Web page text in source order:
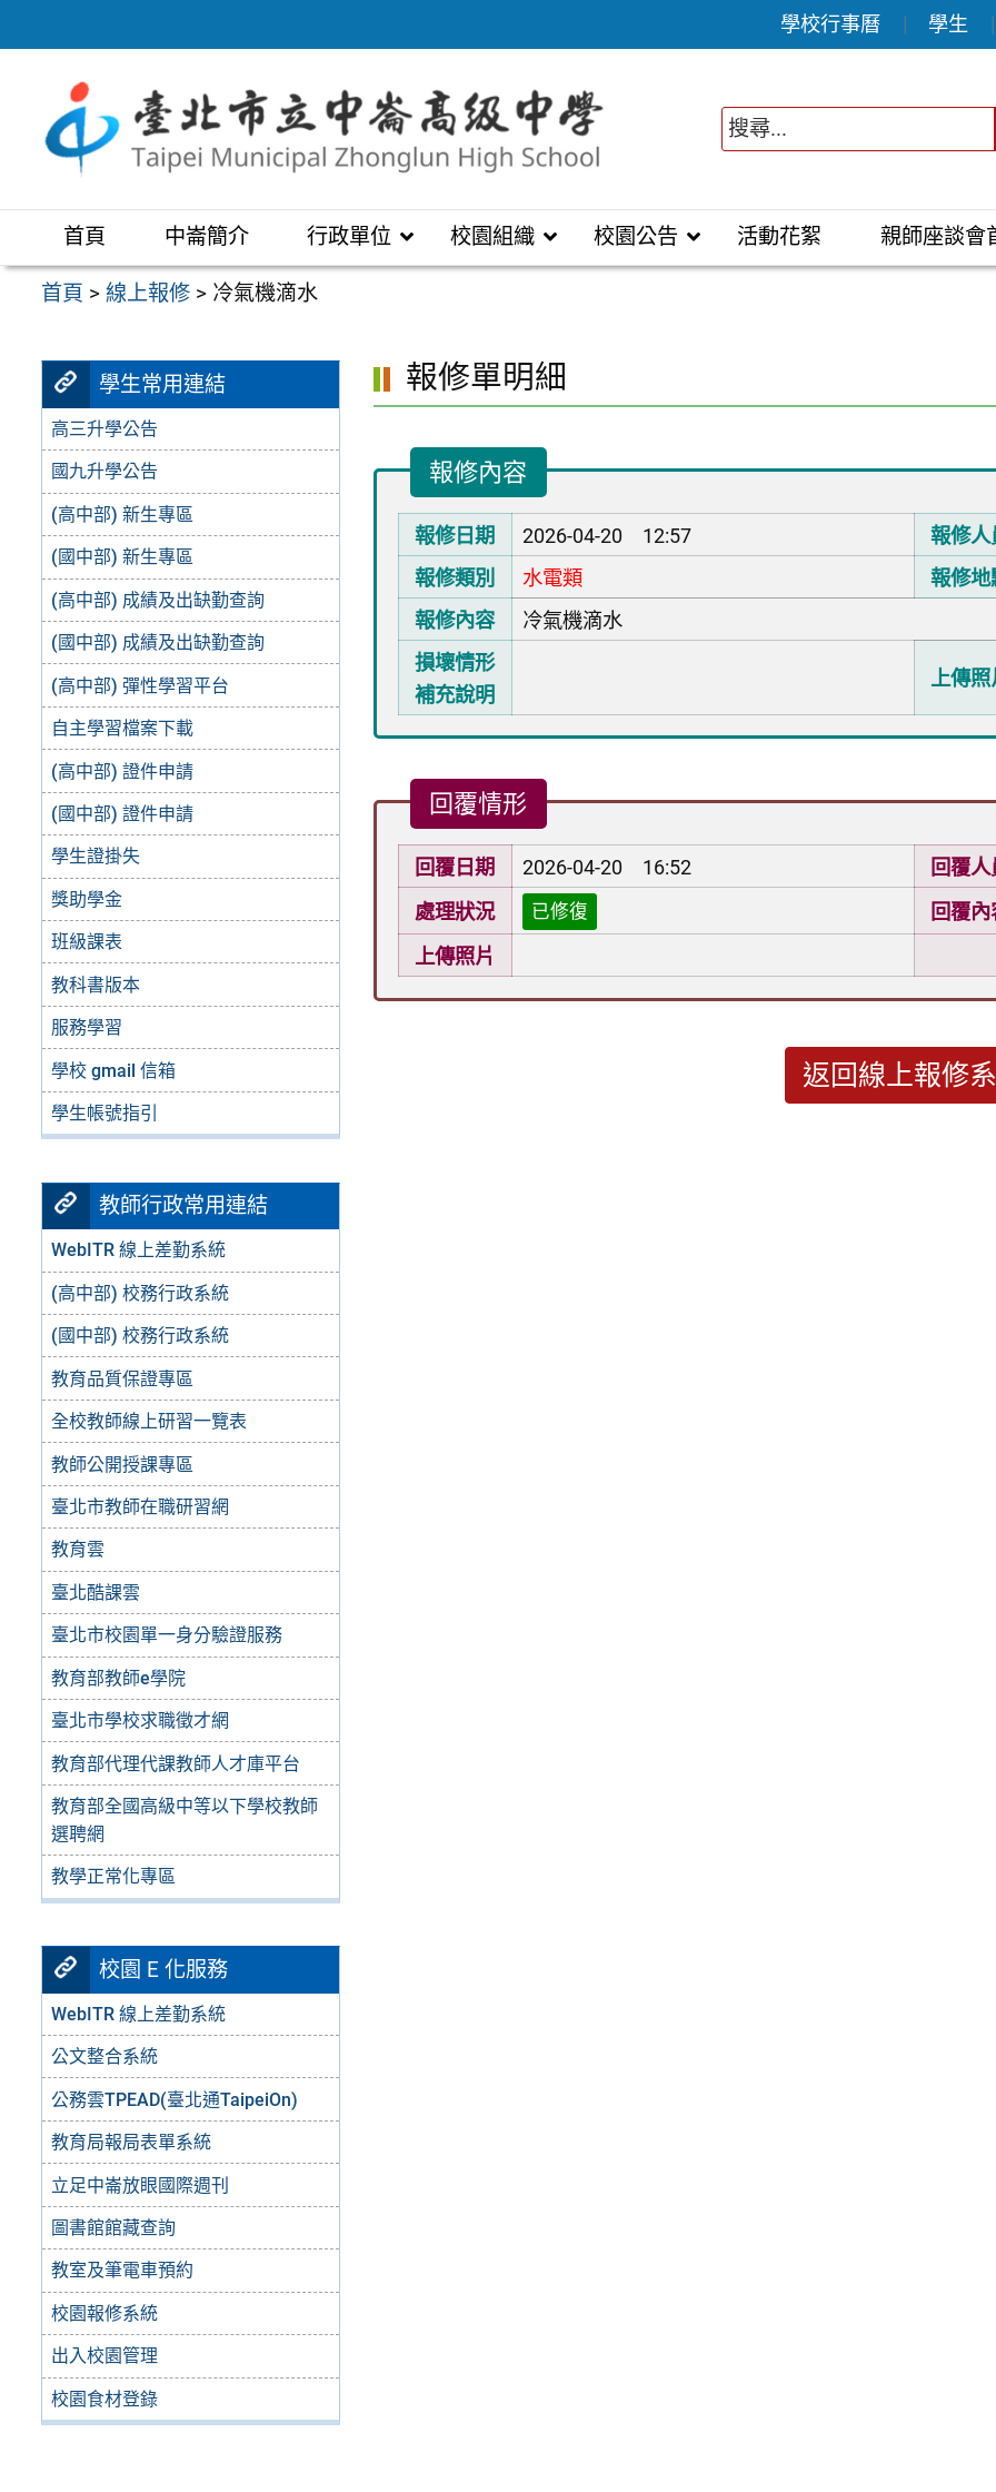
至
區
學校行事曆 學生
首頁 中崙簡介 行政單位 校園組織 校園公告 活動花絮 親師座談會
首頁 >線上報修 > 冷氣機滴水
學生常用連結
高三升學公告
國九升學公告
(高中部) 新生專區
(國中部) 新生專區
(高中部) 成績及出缺勤查詢
(國中部) 成績及出缺勤查詢
(高中部) 彈性學習平台
自主學習檔案下載
(高中部) 證件申請
(國中部) 證件申請
學生證掛失
獎助學金
班級課表
教科書版本
服務學習
學校 gmail 信箱
學生帳號指引
教師行政常用連結
WebITR 線上差勤系統
(高中部) 校務行政系統
(國中部) 校務行政系統
教育品質保證專區
全校教師線上研習一覽表
教師公開授課專區
臺北市教師在職研習網
教育雲
臺北酷課雲
臺北市校園單一身分驗證服務
教育部教師e學院
臺北市學校求職徵才網
教育部代理代課教師人才庫平台
教育部全國高級中等以下學校教師
選聘網
教學正常化專區
校園 E 化服務
WebITR 線上差勤系統
公文整合系統
公務雲TPEAD(臺北通TaipeiOn)
教育局報局表單系統
立足中崙放眼國際週刊
圖書館館藏查詢
教室及筆電車預約
校園報修系統
出入校園管理
校園食材登錄
報修單明細
報修內容
報修日期 2026-04-20 12:57
報修人
報修類別
水電類
報修地
報修內容
冷氣機滴水
損壞情形
補充說明
上傳照
回覆情形
回覆日期 2026-04-20 16:52
回覆人
處理狀況
已修復
回覆內
上傳照片
返回線上報修